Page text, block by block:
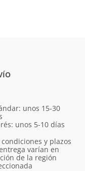
unos 15-30
unos 5-10 días
condiciones y plazos
varían en
de la región